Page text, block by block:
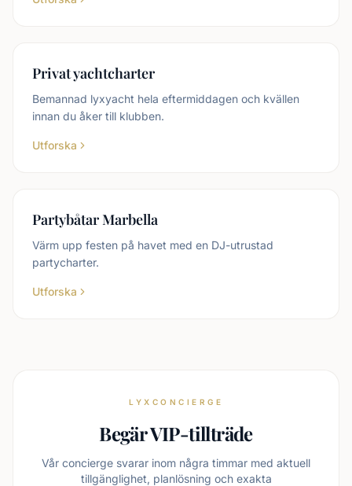
Privat yachtcharter
Bemannad lyxyacht hela eftermiddagen och kvällen
innan du åker till klubben.
Utforska
Partybåtar Marbella
Värm upp festen på havet med en DJ-utrustad
partycharter.
Utforska
LYXCONCIERGE
Begär VIP-tillträde
Vår concierge svarar inom några timmar med aktuell
tillgänglighet, planlösning och exakta